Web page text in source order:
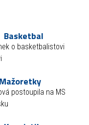
Basketbal
o basketbalistovi
Mažoretky
postoupila na MS